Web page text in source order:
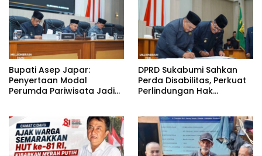
Bupati Asep Japar:
Penyertaan Modal
Perumda Pariwisata Jadi
DPRD Sukabumi Sahkan
Perda Disabilitas, Perkuat
Perlindungan Hak